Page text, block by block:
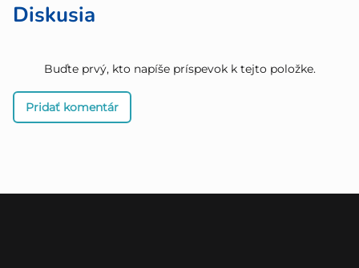
Diskusia
Buďte prvý, kto napíše príspevok k tejto položke.
Pridať komentár